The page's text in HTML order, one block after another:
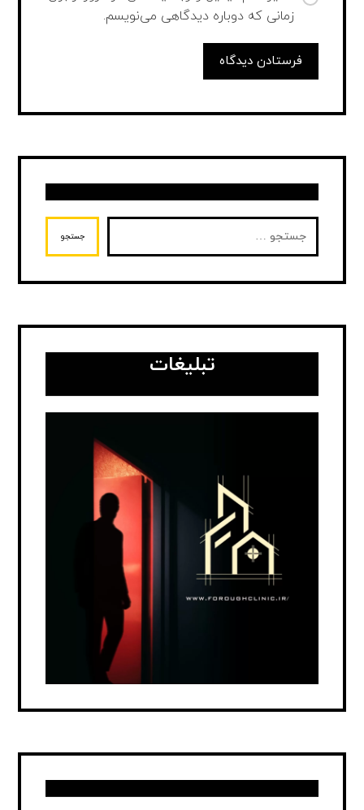
زمانی که دوباره دیدگاهی می‌نویسم.
فرستادن دیدگاه
جستجو
تبلیغات